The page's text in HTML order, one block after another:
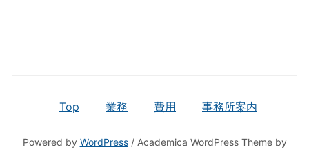
Top 業務 費用 事務所案内
Powered by WordPress/ Academica WordPress Theme by